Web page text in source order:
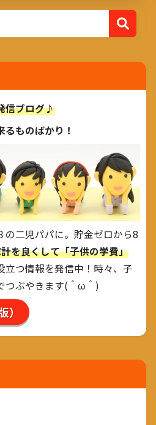
信ブログ♪
ものばかり！
の二児パパに。貯金ゼロから8
を良くして「子供の学費」
立つ情報を発信中！時々、子
つぶやきます(＾ω＾)